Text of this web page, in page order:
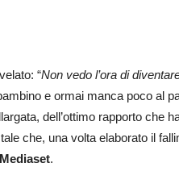
“Non vedo l’ora di
e ormai manca poco al
dell’ottimo rapporto che
che, una volta elaborato il
.